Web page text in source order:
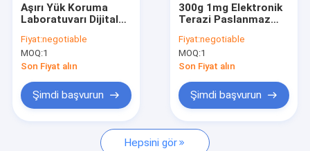
Dijital Tartı Kantarı
Transpalet Kantarları
Elektronik Terazi Kantarı
Portatif Aks Kantarları
Aşırı Yük Koruma
Laboratuvarı Dijital
Fiyat:negotiable
MOQ:1
Son Fiyat alın
Şimdi başvurun
300g 1mg Elektronik
Terazi Paslanmaz
Fiyat:negotiable
MOQ:1
Son Fiyat alın
Şimdi başvurun
Hepsini gör